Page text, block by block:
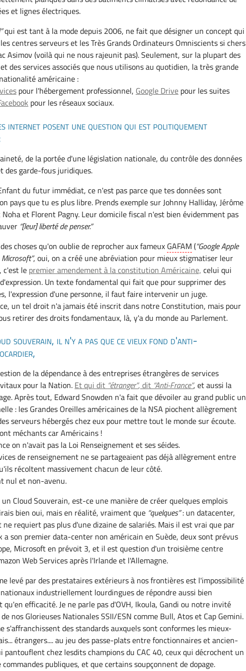
et lignes électriques.
qui est tant à la mode depuis 2006, ne fait que désigner un concept qui
centres serveurs et les Très Grands Ordinateurs Omniscients si chers
Asimov (voilà qui ne nous rajeunit pas). Seulement, sur la plupart des
des services associés que nous utilisons au quotidien, la très grande
américaine :
pour l'hébergement professionnel, Google Drive pour les suites
pour les réseaux sociaux.
internet posent une question qui est politiquement
de la portée d'une législation nationale, du contrôle des données
des garde-fous juridiques.
du futur immédiat, ce n'est pas parce que tes données sont
pays que tu es plus libre. Prends exemple sur Johnny Halliday, Jérôme
Noha et Florent Pagny. Leur domicile fiscal n'est bien évidemment pas
[leur] liberté de penser.
choses qu'on oublie de reprocher aux fameux GAFAM ( Google Apple
, oui, on a créé une abréviation pour mieux stigmatiser leur
c'est le premier amendement à la constitution Américaine, celui qui
Un texte fondamental qui fait que pour supprimer des
l'expression d'une personne, il faut faire intervenir un juge.
un tel droit n'a jamais été inscrit dans notre Constitution, mais pour
retirer des droits fondamentaux, là, y'a du monde au Parlement.
souverain, il n'y a pas que ce vieux fond d'anti-
de la dépendance à des entreprises étrangères de services
pour la Nation. Et qui dit étranger , dit Anti-France , et aussi la
Après tout, Edward Snowden n'a fait que dévoiler au grand public un
: les Grandes Oreilles américaines de la NSA piochent allègrement
serveurs hébergés chez eux pour mettre tout le monde sur écoute.
méchants car Américains !
on n'avait pas la Loi Renseignement et ses séides.
de renseignement ne se partageaient pas déjà allègrement entre
récoltent massivement chacun de leur côté.
nul et non-avenu.
Cloud Souverain, est-ce une manière de créer quelques emplois
bien oui, mais en réalité, vraiment que quelques : un datacenter,
requiert pas plus d'une dizaine de salariés. Mais il est vrai que par
a son premier data-center non américain en Suède, deux sont prévus
Microsoft en prévoit 3, et il est question d'un troisième centre
Web Services après l'Irlande et l'Allemagne.
levé par des prestataires extérieurs à nos frontières est l'impossibilité
industriellement lourdingues de répondre aussi bien
efficacité. Je ne parle pas d'OVH, Ikoula, Gandi ou notre invité
nos Glorieuses Nationales SSII/ESN comme Bull, Atos et Cap Gemini.
s'affranchissent des standards auxquels sont conformes les mieux-
étrangers.... au jeu des passe-plats entre fonctionnaires et ancien-
pantouflent chez lesdits champions du CAC 40, ceux qui décrochent un
publiques, et que certains soupçonnent de dopage.